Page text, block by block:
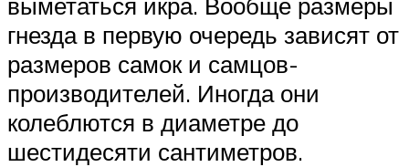
гнезда в первую очередь зависят от
размеров самок и самцов-
производителей. Иногда они
колеблются в диаметре до
шестидесяти сантиметров.